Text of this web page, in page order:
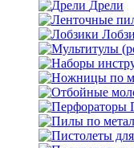
Дрели